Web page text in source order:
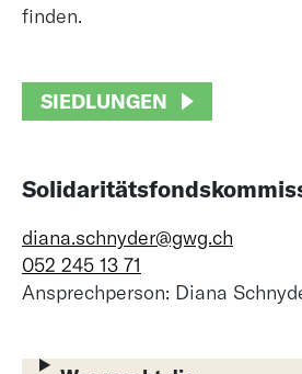
finden.
SIEDLUNGEN
diana.schnyder@gwg.ch
052 245 13 71
Ansprechperson: Diana